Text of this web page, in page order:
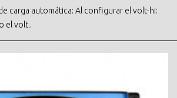
carga automática: Al configurar el volt-hi:
el volt..